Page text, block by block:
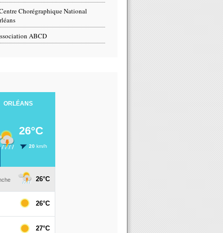
Chorégraphique National
ABCD